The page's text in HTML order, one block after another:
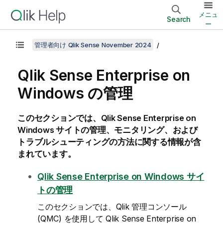
Search
メニュ
ー
管理者向け Qlik Sense November 2024
Qlik Sense Enterprise on
Windows の管理
このセクションでは、 Qlik Sense Enterprise on
Windows サイトの管理、モニタリング、および
トラブルシューティングの方法に関する情報が含
まれています。
Qlik Sense Enterprise on Windows サイ
トの管理
このセクションでは、 Qlik 管理コンソール
(QMC) を使用して Qlik Sense Enterprise on